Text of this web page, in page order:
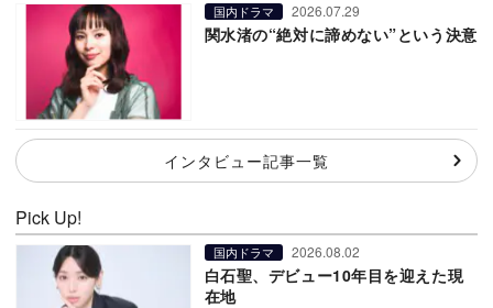
国内ドラマ 2026.07.29
関水渚の“絶対に諦めない”という決意
インタビュー記事一覧
Pick Up!
国内ドラマ 2026.08.02
白石聖、デビュー10年目を迎えた現
在地